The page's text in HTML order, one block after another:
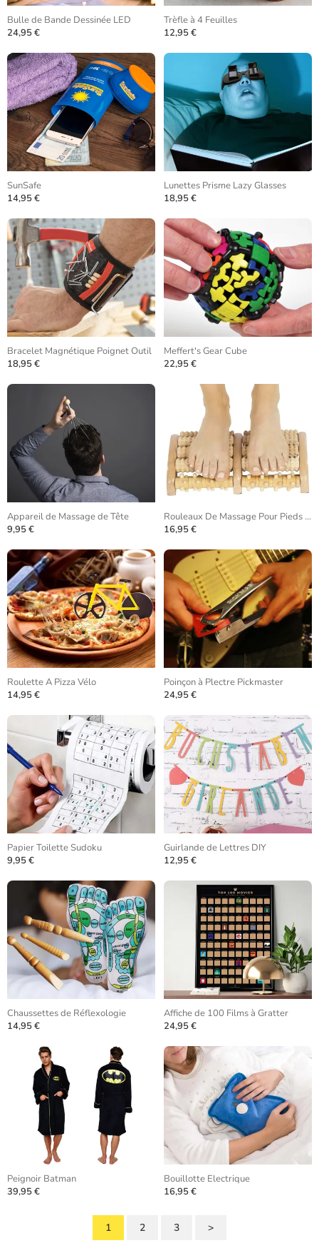
Bulle de Bande Dessinée LED
24,95 €
Trèfle à 4 Feuilles
12,95 €
SunSafe
14,95 €
Lunettes Prisme Lazy Glasses
18,95 €
Bracelet Magnétique Poignet Outil
18,95 €
Meffert's Gear Cube
22,95 €
Appareil de Massage de Tête
9,95 €
Rouleaux De Massage Pour Pieds En Bois
16,95 €
Roulette A Pizza Vélo
14,95 €
Poinçon à Plectre Pickmaster
24,95 €
Papier Toilette Sudoku
9,95 €
Guirlande de Lettres DIY
12,95 €
Chaussettes de Réflexologie
14,95 €
Affiche de 100 Films à Gratter
24,95 €
Peignoir Batman
39,95 €
Bouillotte Electrique
16,95 €
1 2 3 >